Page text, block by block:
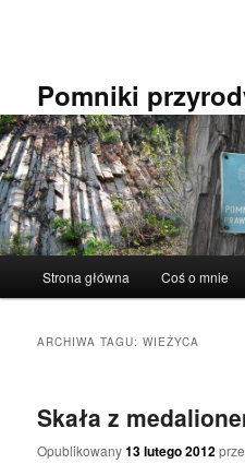
Pomniki
Strona główna Coś o mnie
ARCHIWA TAGU:WIEŻYCA
Skała z
Opublikowany13 lutego 2012